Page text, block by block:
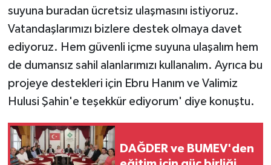
suyuna buradan ücretsiz ulaşmasını istiyoruz.
Vatandaşlarımızı bizlere destek olmaya davet
ediyoruz. Hem güvenli içme suyuna ulaşalım hem
de dumansız sahil alanlarımızı kullanalım. Ayrıca bu
projeye destekleri için Ebru Hanım ve Valimiz
Hulusi Şahin'e teşekkür ediyorum' diye konuştu.
DAĞDER ve BUMEV'den